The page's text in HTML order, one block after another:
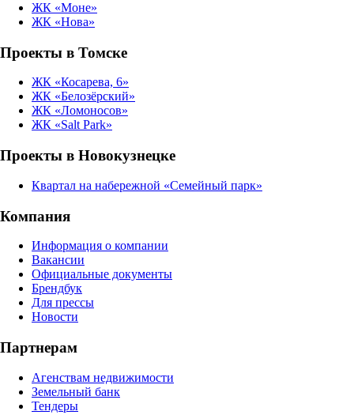
ЖК «Моне»
ЖК «Нова»
Проекты в Томске
ЖК «Косарева, 6»
ЖК «Белозёрский»
ЖК «Ломоносов»
ЖК «Salt Park»
Проекты в Новокузнецке
Квартал на набережной «Семейный парк»
Компания
Информация о компании
Вакансии
Официальные документы
Брендбук
Для прессы
Новости
Партнерам
Агенствам недвижимости
Земельный банк
Тендеры